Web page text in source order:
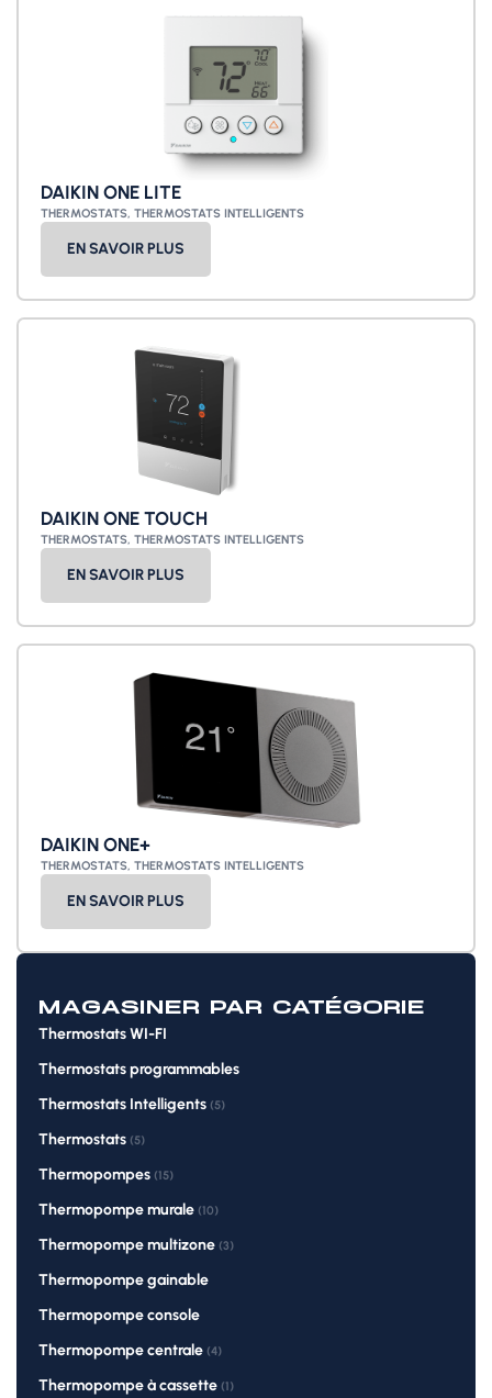
MAGASINER PAR CATÉGORIE
Thermostats WI-FI
Thermostats programmables
Thermostats Intelligents (5)
Thermostats (5)
Thermopompes (15)
Thermopompe murale (10)
Thermopompe multizone (3)
Thermopompe gainable
Thermopompe console
Thermopompe centrale (4)
Thermopompe à cassette (1)
DAIKIN ONE LITE​
THERMOSTATS, THERMOSTATS INTELLIGENTS
EN SAVOIR PLUS
DAIKIN ONE TOUCH
THERMOSTATS, THERMOSTATS INTELLIGENTS
EN SAVOIR PLUS
DAIKIN ONE+
THERMOSTATS, THERMOSTATS INTELLIGENTS
EN SAVOIR PLUS